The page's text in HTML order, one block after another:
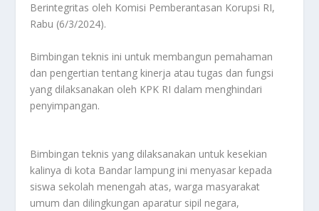
Berintegritas oleh Komisi Pemberantasan Korupsi RI,
Rabu (6/3/2024).
Bimbingan teknis ini untuk membangun pemahaman
dan pengertian tentang kinerja atau tugas dan fungsi
yang dilaksanakan oleh KPK RI dalam menghindari
penyimpangan.
Bimbingan teknis yang dilaksanakan untuk kesekian
kalinya di kota Bandar lampung ini menyasar kepada
siswa sekolah menengah atas, warga masyarakat
umum dan dilingkungan aparatur sipil negara,